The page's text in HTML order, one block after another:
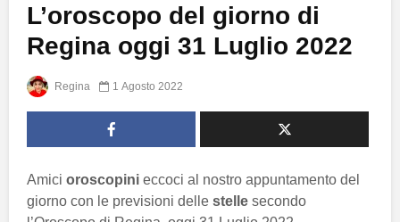
L’oroscopo del giorno di
Regina oggi 31 Luglio 2022
Regina 1 Agosto 2022
Amici oroscopini eccoci al nostro appuntamento del
giorno con le previsioni delle stelle secondo